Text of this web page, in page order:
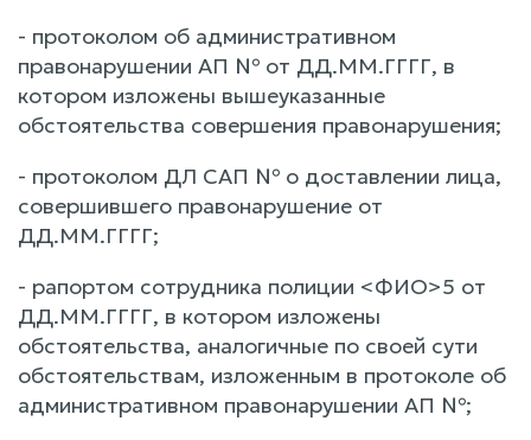
- протоколом об административном
правонарушении АП № от ДД.ММ.ГГГГ, в
котором изложены вышеуказанные
обстоятельства совершения правонарушения;
- протоколом ДЛ САП № о доставлении лица,
совершившего правонарушение от
ДД.ММ.ГГГГ;
- рапортом сотрудника полиции <ФИО>5 от
ДД.ММ.ГГГГ, в котором изложены
обстоятельства, аналогичные по своей сути
обстоятельствам, изложенным в протоколе об
административном правонарушении АП №;